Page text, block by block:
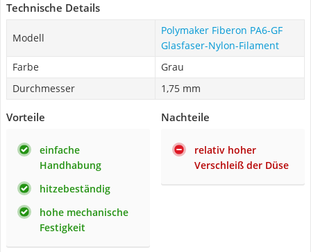
Technische Details
Modell
Polymaker Fiberon PA6-GF
Glasfaser-Nylon-Filament
Farbe
Grau
Durchmesser
1,75 mm
Vorteile
einfache
Handhabung
hitzebeständig
hohe mechanische
Festigkeit
Nachteile
relativ hoher
Verschleiß der Düse